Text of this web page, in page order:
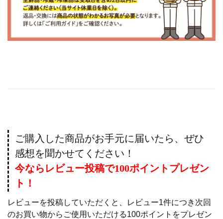
ご購入した商品がお手元に届いたら、ぜひ
感想を聞かせてください！
今ならレビュー投稿で100ポイントプレゼン
ト！
レビューを投稿していただくと、レビュー1件につき次回
のお買い物からご使用いただける100ポイントをプレゼン